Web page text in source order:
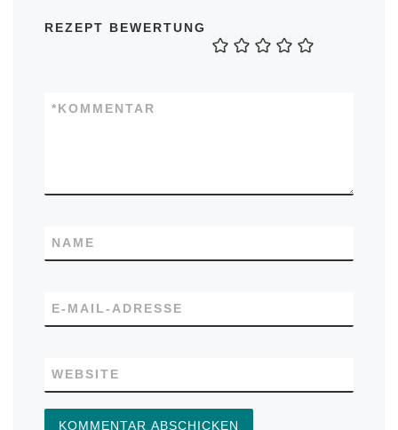
REZEPT BEWERTUNG
KOMMENTAR
*
NAME
E-MAIL-ADRESSE
WEBSITE